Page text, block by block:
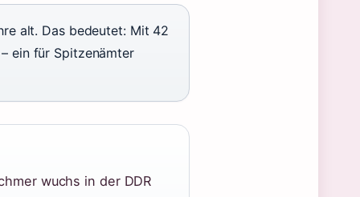
alt. Das bedeutet: Mit 42
ein für Spitzenämter
wuchs in der DDR